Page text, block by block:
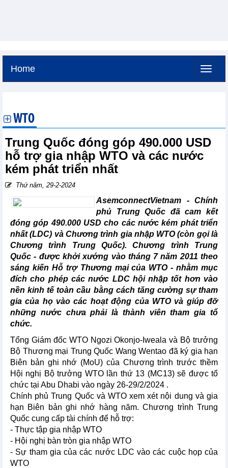
Home
WTO
Trung Quốc đóng góp 490.000 USD
hỗ trợ gia nhập WTO và các nước
kém phát triển nhất
Thứ năm, 29-2-2024
AsemconnectVietnam - Chính
phủ Trung Quốc đã cam kết
đóng góp 490.000 USD cho các nước kém phát triển
nhất (LDC) và Chương trình gia nhập WTO (còn gọi là
Chương trình Trung Quốc). Chương trình Trung
Quốc - được khởi xướng vào tháng 7 năm 2011 theo
sáng kiến Hỗ trợ Thương mại của WTO - nhằm mục
đích cho phép các nước LDC hội nhập tốt hơn vào
nền kinh tế toàn cầu bằng cách tăng cường sự tham
gia của họ vào các hoạt động của WTO và giúp đỡ
những nước chưa phải là thành viên tham gia tổ
chức.
Tổng Giám đốc WTO Ngozi Okonjo-Iweala và Bộ trưởng
Bộ Thương mại Trung Quốc Wang Wentao đã ký gia hạn
Biên bản ghi nhớ (MoU) của Chương trình trước thềm
Hội nghị Bộ trưởng WTO lần thứ 13 (MC13) sẽ được tổ
chức tại Abu Dhabi vào ngày 26-29/2/2024 .
Chính phủ Trung Quốc và WTO xem xét nội dung và gia
hạn Biên bản ghi nhớ hàng năm. Chương trình Trung
Quốc cung cấp tài chính để hỗ trợ:
- Thực tập gia nhập WTO
- Hội nghị bàn tròn gia nhập WTO
- Sự tham gia của các nước LDC vào các cuộc họp của
WTO